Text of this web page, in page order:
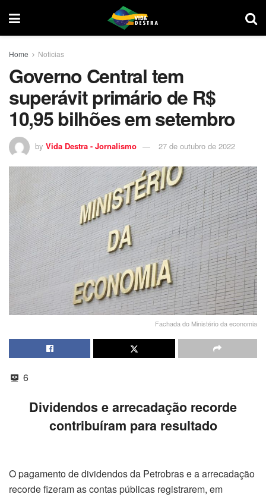
Home Noticias
Governo Central tem
superávit primário de R$
10,95 bilhões em setembro
by Vida Destra - Jornalismo 27 de outubro de 2022
Fachada do Ministério da economia
6
Dividendos e arrecadação recorde
contribuíram para resultado
O pagamento de dividendos da Petrobras e a arrecadação
recorde fizeram as contas públicas registrarem, em